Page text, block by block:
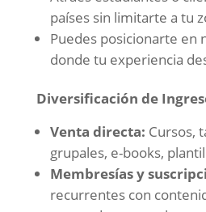
países sin limitarte a tu
Puedes posicionarte en
donde tu experiencia
Diversificación de
Venta directa: Cursos,
grupales, e-books,
Membresías y
recurrentes con